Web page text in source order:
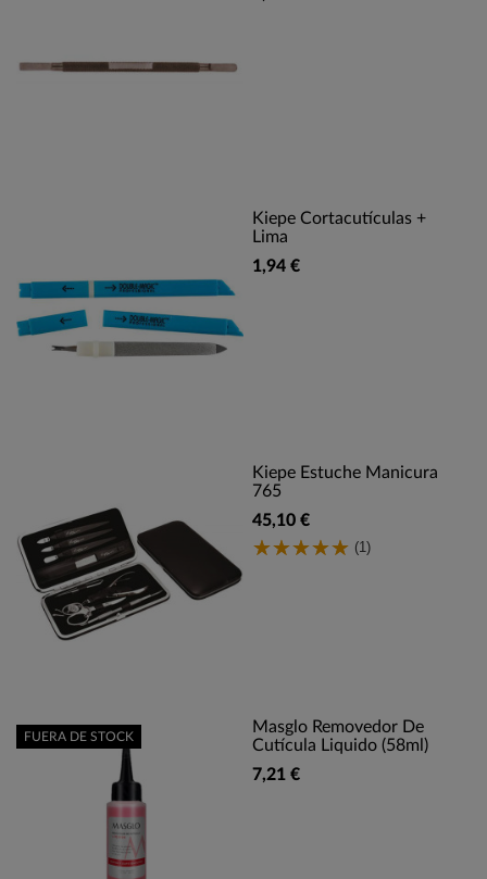
Kiepe Cortacutículas +
Lima
1,94 €
Kiepe Estuche Manicura
765
45,10 €
(1)
Masglo Removedor De
Cutícula Liquido (58ml)
7,21 €
FUERA DE STOCK